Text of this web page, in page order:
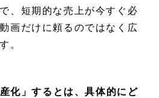
、短期的な売上が今すぐ必
画だけに頼るのではなく広
。
化」するとは、具体的にど